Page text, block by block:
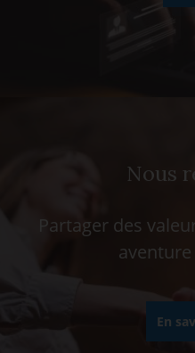
Nous
Partager des
En